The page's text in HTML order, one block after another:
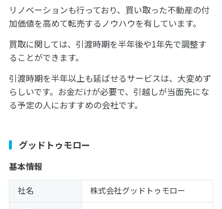
リノベーションも行っており、買い取った不動産の付
加価値を高めて転売するノウハウを有しています。
買取に関しては、引渡時期を半年後や1年先で調整す
ることができます。
引渡時期を半年以上も延ばせるサービスは、大変めず
らしいです。お金だけが必要で、引越しが当面先にな
る予定の人におすすめの会社です。
グッドトゥモロー
基本情報
社名
株式会社グッドトゥモロー